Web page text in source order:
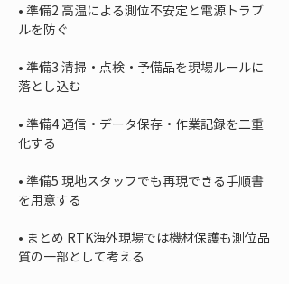
• 準備2 高温による測位不安定と電源トラブ
• 準備3 清掃・点検・予備品を現場ルールに
• 準備4 通信・データ保存・作業記録を二重
• 準備5 現地スタッフでも再現できる手順書
• まとめ RTK海外現場では機材保護も測位品
質の一部として考える